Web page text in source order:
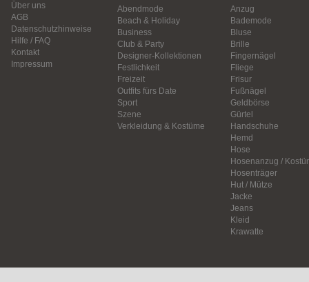
Über uns
AGB
Datenschutzhinweise
Hilfe / FAQ
Kontakt
Impressum
Abendmode
Beach & Holiday
Business
Club & Party
Designer-Kollektionen
Festlichkeit
Freizeit
Outfits fürs Date
Sport
Szene
Verkleidung & Kostüme
Anzug
Bademode
Bluse
Brille
Fingernägel
Fliege
Frisur
Fußnägel
Geldbörse
Gürtel
Handschuhe
Hemd
Hose
Hosenanzug /
Hosenträger
Hut / Mütze
Jacke
Jeans
Kleid
Krawatte